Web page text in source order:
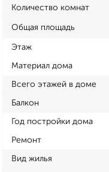
Количество комнат
Общая площадь
Этаж
Материал дома
Всего этажей в доме
Балкон
Год постройки дома
Ремонт
Вид жилья